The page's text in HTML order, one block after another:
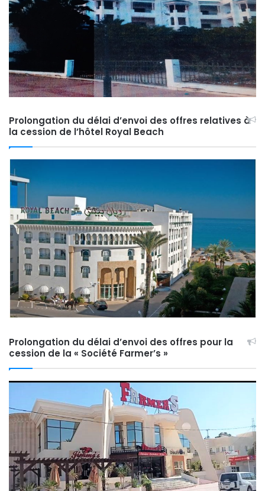
Prolongation du délai d’envoi des offres relatives à
la cession de l’hôtel Royal Beach
Prolongation du délai d’envoi des offres pour la
cession de la « Société Farmer’s »